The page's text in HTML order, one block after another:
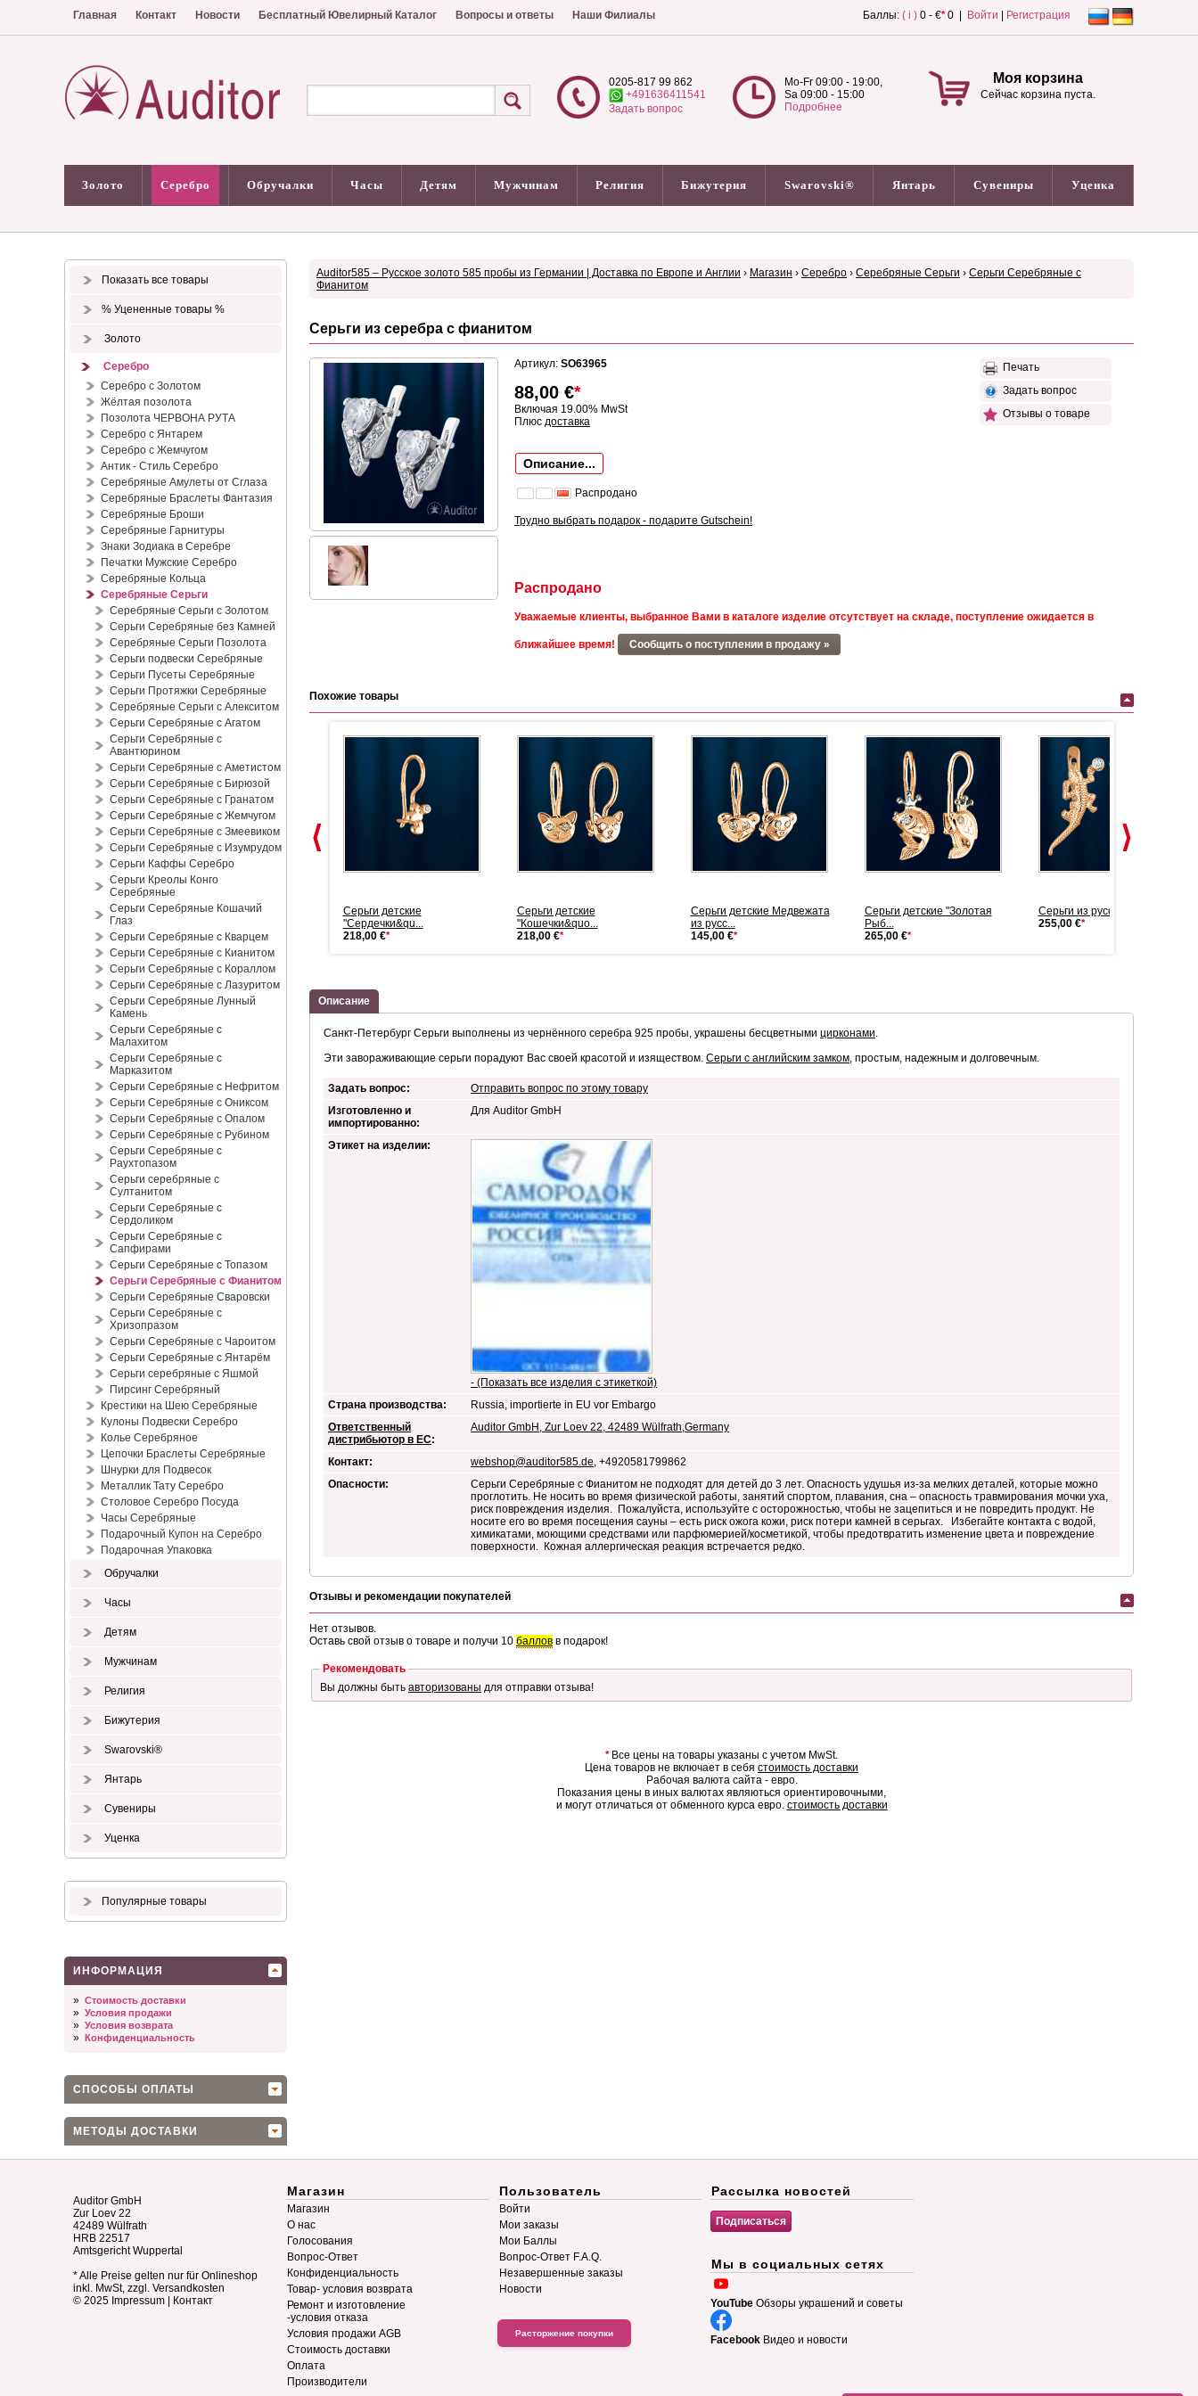
Главная Контакт Новости Бесплатный Ювелирный Каталог Вопросы и ответы Наши Филиалы Баллы: ( i ) 0 - €*0 | Войти Регистрация
0205-817 99 862
+491636411541
Задать вопрос
Mo-Fr 09:00 - 19:00,
Sa 09:00 - 15:00
Подробнее
Моя корзина
Сейчас корзина пуста.
Золото Серебро Обручалки Часы Детям Мужчинам Религия Бижутерия Swarovski® Янтарь Сувениры Уценка
Показать все товары
% Уцененные товары %
Золото
Серебро
Серебро с Золотом
Жёлтая позолота
Позолота ЧЕРВОНА РУТА
Серебро с Янтарем
Серебро с Жемчугом
Антик - Стиль Серебро
Серебряные Амулеты от Сглаза
Серебряные Браслеты Фантазия
Серебряные Броши
Серебряные Гарнитуры
Знаки Зодиака в Серебре
Печатки Мужские Серебро
Серебряные Кольца
Серебряные Серьги
Серебряные Серьги с Золотом
Серьги Серебряные без Камней
Серебряные Серьги Позолота
Серьги подвески Серебряные
Серьги Пусеты Серебряные
Серьги Протяжки Серебряные
Серебряные Серьги с Алекситом
Серьги Серебряные с Агатом
Серьги Серебряные с
Авантюрином
Серьги Серебряные с Аметистом
Серьги Серебряные с Бирюзой
Серьги Серебряные с Гранатом
Серьги Серебряные с Жемчугом
Серьги Серебряные с Змеевиком
Серьги Серебряные с Изумрудом
Серьги Каффы Серебро
Серьги Креолы Конго
Серебряные
Серьги Серебряные Кошачий
Глаз
Серьги Серебряные с Кварцем
Серьги Серебряные с Кианитом
Серьги Серебряные с Кораллом
Серьги Серебряные с Лазуритом
Серьги Серебряные Лунный
Камень
Серьги Серебряные с
Малахитом
Серьги Серебряные с
Марказитом
Серьги Серебряные с Нефритом
Серьги Серебряные с Ониксом
Серьги Серебряные с Опалом
Серьги Серебряные с Рубином
Серьги Серебряные с
Раухтопазом
Серьги серебряные с
Султанитом
Серьги Серебряные с
Сердоликом
Серьги Серебряные с
Сапфирами
Серьги Серебряные с Топазом
Серьги Серебряные с Фианитом
Серьги Серебряные Сваровски
Серьги Серебряные с
Хризопразом
Серьги Серебряные с Чароитом
Серьги Серебряные с Янтарём
Серьги серебряные с Яшмой
Пирсинг Серебряный
Крестики на Шею Серебряные
Кулоны Подвески Серебро
Колье Серебряное
Цепочки Браслеты Серебряные
Шнурки для Подвесок
Металлик Тату Серебро
Столовое Серебро Посуда
Часы Серебряные
Подарочный Купон на Серебро
Подарочная Упаковка
Обручалки
Часы
Детям
Мужчинам
Религия
Бижутерия
Swarovski®
Янтарь
Сувениры
Уценка
Популярные товары
ИНФОРМАЦИЯ
» Стоимость доставки
» Условия продажи
» Условия возврата
» Конфиденциальность
СПОСОБЫ ОПЛАТЫ
МЕТОДЫ ДОСТАВКИ
Auditor585 – Русское золото 585 пробы из Германии | Доставка по Европе и Англии › Магазин › Серебро › Серебряные Серьги › Серьги Серебряные с
Фианитом
Серьги из серебра с фианитом
Артикул: SO63965
88,00 €*
Включая 19.00% MwSt
Плюс доставка
Описание...
Распродано
Трудно выбрать подарок - подарите Gutschein!
Печать
Задать вопрос
Отзывы о товаре
Распродано
Уважаемые клиенты, выбранное Вами в каталоге изделие отсутствует на складе, поступление ожидается в
ближайшее время! Сообщить о поступлении в продажу »
Похожие товары
золотые Стабильные
Золотые серьги "Фантазия"
Серьги детские
"Сердечки&qu...
218,00 €*
Серьги детские
"Кошечки&quo...
218,00 €*
Серьги детские Медвежата
из русс...
145,00 €*
Серьги детские "Золотая
Рыб...
265,00 €*
Серьги из русского золота "...
255,00 €*
Описание
Санкт-Петербург Серьги выполнены из чернённого серебра 925 пробы, украшены бесцветными цирконами.
Эти завораживающие серьги порадуют Вас своей красотой и изяществом. Серьги с английским замком, простым, надежным и долговечным.
Задать вопрос:
Отправить вопрос по этому товару
Изготовленно и
импортированно:
Для Auditor GmbH
Этикет на изделии:
- (Показать все изделия с этикеткой)
Страна производства:
Russia, importierte in EU vor Embargo
Ответственный
дистрибьютор в ЕС:
Auditor GmbH, Zur Loev 22, 42489 Wülfrath,Germany
Контакт: webshop@auditor585.de, +4920581799862
Опасности:
Серьги Серебряные с Фианитом не подходят для детей до 3 лет. Опасность удушья из-за мелких деталей, которые можно
проглотить. Не носить во время физической работы, занятий спортом, плавания, сна – опасность травмирования мочки уха,
риск повреждения изделия. Пожалуйста, используйте с осторожностью, чтобы не зацепиться и не повредить продукт. Не
носите его во время посещения сауны – есть риск ожога кожи, риск потери камней в серьгах. Избегайте контакта с водой,
химикатами, моющими средствами или парфюмерией/косметикой, чтобы предотвратить изменение цвета и повреждение
поверхности. Кожная аллергическая реакция встречается редко.
Отзывы и рекомендации покупателей
Нет отзывов.
Оставь свой отзыв о товаре и получи 10 баллов в подарок!
Рекомендовать
Вы должны быть авторизованы для отправки отзыва!
*Все цены на товары указаны с учетом MwSt.
Цена товаров не включает в себя стоимость доставки
Рабочая валюта сайта - евро.
Показания цены в иных валютах являються ориентировочными,
и могут отличаться от обменного курса евро. стоимость доставки
Auditor GmbH
Zur Loev 22
42489 Wülfrath
HRB 22517
Amtsgericht Wuppertal
* Alle Preise gelten nur für Onlineshop
inkl. MwSt, zzgl. Versandkosten
© 2025 Impressum Контакт
Магазин
Магазин
О нас
Голосования
Вопрос-Ответ
Конфиденциальность
Товар- условия возврата
Ремонт и изготовление
-условия отказа
Условия продажи AGB
Стоимость доставки
Оплата
Производители
Пользователь
Войти
Мои заказы
Мои Баллы
Вопрос-Ответ F.A.Q.
Незавершенные заказы
Новости
Расторжение покупки
Рассылка новостей
Мы в социальных сетях
YouTube Обзоры украшений и советы
Facebook Видео и новости